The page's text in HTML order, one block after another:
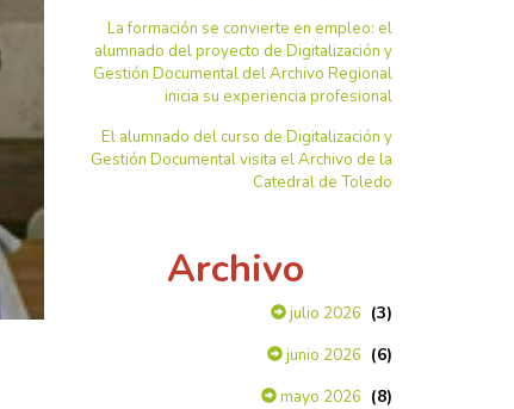
La formación se convierte en empleo: el
alumnado del proyecto de Digitalización y
Gestión Documental del Archivo Regional
inicia su experiencia profesional
El alumnado del curso de Digitalización y
Gestión Documental visita el Archivo de la
Catedral de Toledo
Archivo
julio 2026 (3)
junio 2026 (6)
mayo 2026 (8)